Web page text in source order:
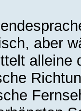
aber
alleine